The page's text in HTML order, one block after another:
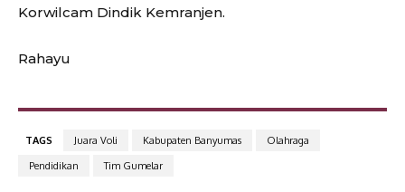
Korwilcam Dindik Kemranjen.
Rahayu
TAGS Juara Voli Kabupaten Banyumas
Olahraga
Pendidikan
Tim Gumelar